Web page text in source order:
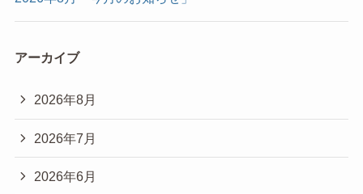
アーカイブ
2026年8月
2026年7月
2026年6月